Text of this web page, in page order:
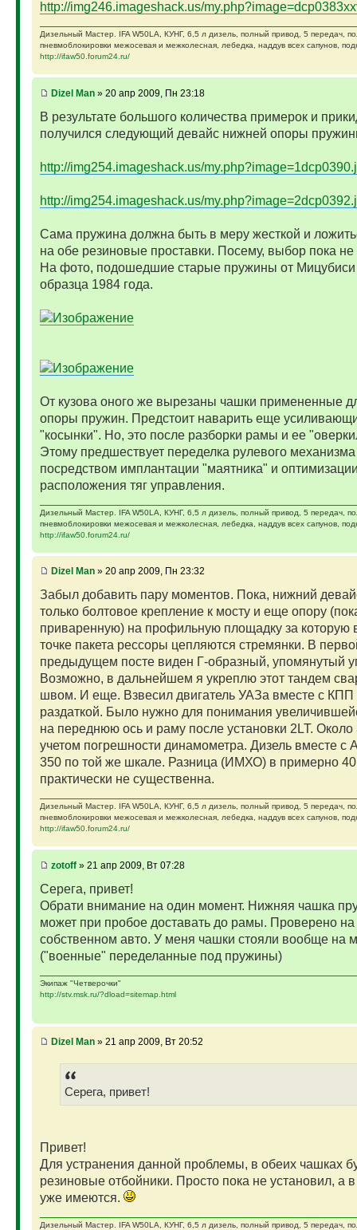
http://img246.imageshack.us/
Дизельный Мастер. IFA W50LA, КУНГ, 6,5 л дизель, полный привод, 5 передач,
пневмоблокировки межосевая и межколесная, лебедка, наддув всех сапунов,
http://ifaw50.forum24.ru/
Dizel Man» 20 апр 2009, Пн 23:18
В результате большого количества примерок и
получился следующий девайс нижней опоры
http://img254.imageshack.us/
http://img254.imageshack.us/
Сама пружина должна быть в меру жесткой и
на обе резиновые проставки. Посему, выбор пока
На фото, подошедшие старые пружины от Мицубиси
образца 1984 года.
От кузова оного же вырезаны чашки примененные
опоры пружин. Предстоит наварить еще
"косынки". Но, это после разборки рамы и ее
Этому предшествует переделка рулевого механизма
посредством имплантации "маятника" и
расположения тяг управления.
Дизельный Мастер. IFA W50LA, КУНГ, 6,5 л дизель, полный привод, 5 передач,
пневмоблокировки межосевая и межколесная, лебедка, наддув всех сапунов,
http://ifaw50.forum24.ru/
Dizel Man» 20 апр 2009, Пн 23:32
Забыл добавить пару моментов. Пока, нижний
только болтовое крепление к мосту и еще опору
приваренную) на профильную площадку за которую
точке пакета рессоры цепляются стремянки. В
предыдущем посте виден Г-образный, упомянутый
Возможно, в дальнейшем я укреплю этот тандем
швом. И еще. Взвесил двигатель УАЗа вместе с КПП
раздаткой. Было нужно для понимания
на переднюю ось и раму после установки 2LT. Около
учетом погрешности динамометра. Дизель вместе с
350 по той же шкале. Разница (ИМХО) в примерно 40
практически не существенна.
Дизельный Мастер. IFA W50LA, КУНГ, 6,5 л дизель, полный привод, 5 передач,
пневмоблокировки межосевая и межколесная, лебедка, наддув всех сапунов,
http://ifaw50.forum24.ru/
zotoff» 21 апр 2009, Вт 07:28
Серега, привет!
Обрати внимание на один момент. Нижняя чашка
может при пробое доставать до рамы. Проверено на
собственном авто. У меня чашки стояли вообще на
("военные" переделанные под пружины)
Экипаж "Четверочки"
http://stv.msk.ru/?dload=sitemap.html
Dizel Man» 21 апр 2009, Вт 20:52
Серега, привет!
Привет!
Для устранения данной проблемы, в обеих чашках
резиновые отбойники. Просто пока не установил, а
уже имеются.
Дизельный Мастер. IFA W50LA, КУНГ, 6,5 л дизель, полный привод, 5 передач,